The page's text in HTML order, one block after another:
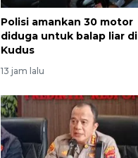
Polisi amankan 30 motor
diduga untuk balap liar di
Kudus
13 jam lalu